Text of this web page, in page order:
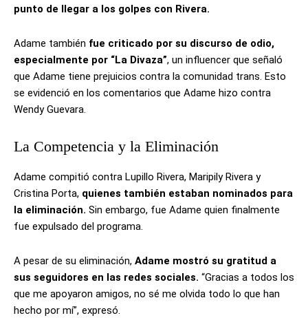
punto de llegar a los golpes con Rivera.
Adame también fue criticado por su discurso de odio,
especialmente por “La Divaza”, un influencer que señaló
que Adame tiene prejuicios contra la comunidad trans. Esto
se evidenció en los comentarios que Adame hizo contra
Wendy Guevara.
La Competencia y la Eliminación
Adame compitió contra Lupillo Rivera, Maripily Rivera y
Cristina Porta, quienes también estaban nominados para
la eliminación. Sin embargo, fue Adame quien finalmente
fue expulsado del programa.
A pesar de su eliminación, Adame mostró su gratitud a
sus seguidores en las redes sociales. “Gracias a todos los
que me apoyaron amigos, no sé me olvida todo lo que han
hecho por mí”, expresó.